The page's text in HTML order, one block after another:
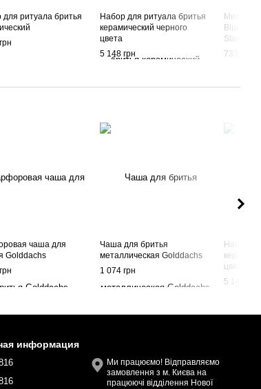
для ритуала бритья
Набор для ритуала бритья
керамический черного
цвета
5 148 грн
Миска
Stainless
733 грн
чаша для
Golddachs
Чаша для бритья
металлическая Golddachs
1 074 грн
Набор
цвета
5 148 грн
информация
Ми працюємо! Відправляємо
замовлення з м. Києва на
працюючі відділення Нової